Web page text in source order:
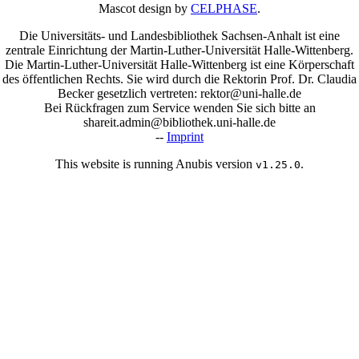
Mascot design by CELPHASE.
Die Universitäts- und Landesbibliothek Sachsen-Anhalt ist eine
zentrale Einrichtung der Martin-Luther-Universität Halle-Wittenberg.
Die Martin-Luther-Universität Halle-Wittenberg ist eine Körperschaft
des öffentlichen Rechts. Sie wird durch die Rektorin Prof. Dr. Claudia
Becker gesetzlich vertreten: rektor@uni-halle.de
Bei Rückfragen zum Service wenden Sie sich bitte an
shareit.admin@bibliothek.uni-halle.de
-- Imprint
This website is running Anubis version v1.25.0.